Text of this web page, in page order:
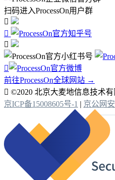
扫码进入ProcessOn用户群




前往ProcessOn全球网站 →
 ©2020 北京大麦地信息技术有
京ICP备15008605号-1 | 京公网